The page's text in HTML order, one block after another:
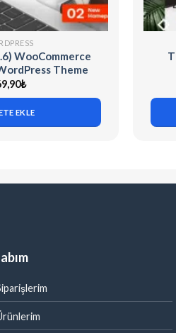
WooCommerce
Theme
₺
EKLE